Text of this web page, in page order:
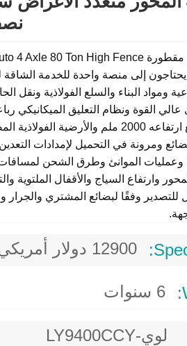
يحتاجون إلى منصة واحدة للخدمة الشاقة
ومواد البناء والسلع الفولاذية ونقل
عالي القوة ونظام التعليق الميكانيكي
السياج الذي يبلغ ارتفاعه 2000 ملم والأرضية
ومرونة في التحميل لإمدادات
وعمليات الموانئ وطرق الشحن
وارتفاع السياج والأقفال الملتوية
للتصدير وفقًا لبضائع المشتري
12900 دولار أمريكي
6 سنوات
لوي-LY9400CCY